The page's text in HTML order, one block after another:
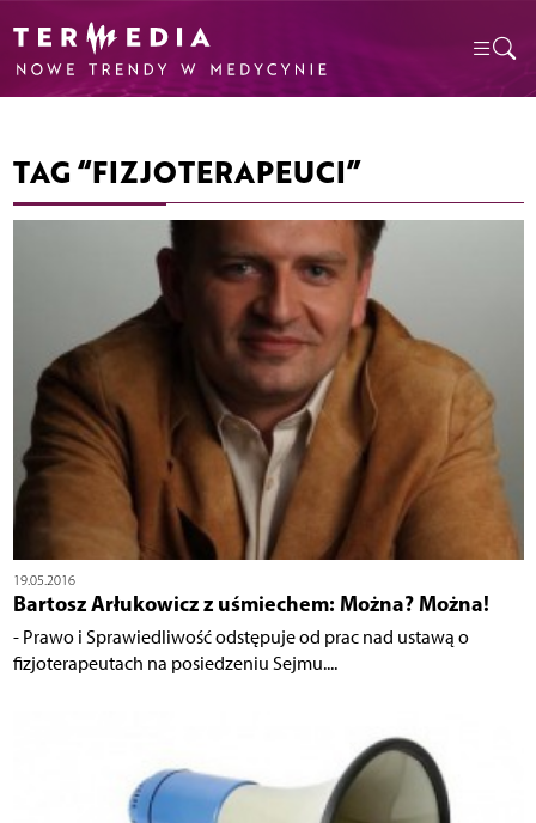
TAG “FIZJOTERAPEUCI”
19.05.2016
Bartosz Arłukowicz z uśmiechem: Można? Można!
- Prawo i Sprawiedliwość odstępuje od prac nad ustawą o
fizjoterapeutach na posiedzeniu Sejmu....